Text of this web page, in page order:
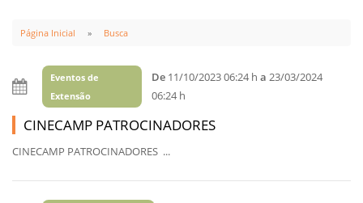
Página Inicial Busca
Eventos de
Extensão
De 11/10/2023 06:24 ha 23/03/2024
06:24 h
CINECAMP PATROCINADORES
CINECAMP PATROCINADORES ...